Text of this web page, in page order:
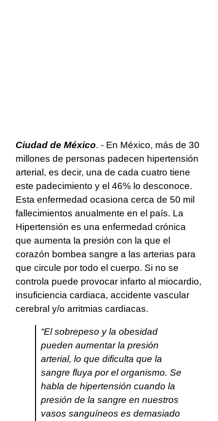
Ciudad de México. - En México, más de 30
millones de personas padecen hipertensión
arterial, es decir, una de cada cuatro tiene
este padecimiento y el 46% lo desconoce.
Esta enfermedad ocasiona cerca de 50 mil
fallecimientos anualmente en el país. La
Hipertensión es una enfermedad crónica
que aumenta la presión con la que el
corazón bombea sangre a las arterias para
que circule por todo el cuerpo. Si no se
controla puede provocar infarto al miocardio,
insuficiencia cardiaca, accidente vascular
cerebral y/o arritmias cardiacas.
“El sobrepeso y la obesidad
pueden aumentar la presión
arterial, lo que dificulta que la
sangre fluya por el organismo. Se
habla de hipertensión cuando la
presión de la sangre en nuestros
vasos sanguíneos es demasiado